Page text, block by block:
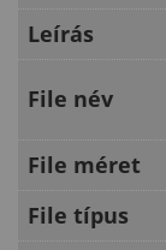
Leírás
File név
File méret
File típus